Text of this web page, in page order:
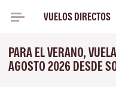
VUELOS DIRECTOS
PARA EL VERANO,
AGOSTO 2026 DESDE